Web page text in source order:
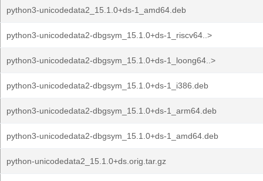
python3-unicodedata2_15.1.0+ds-1_amd64.deb
python3-unicodedata2-dbgsym_15.1.0+ds-1_riscv64..>
python3-unicodedata2-dbgsym_15.1.0+ds-1_loong64..>
python3-unicodedata2-dbgsym_15.1.0+ds-1_i386.deb
python3-unicodedata2-dbgsym_15.1.0+ds-1_arm64.deb
python3-unicodedata2-dbgsym_15.1.0+ds-1_amd64.deb
python-unicodedata2_15.1.0+ds.orig.tar.gz